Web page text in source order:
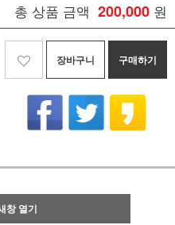
총 상품 금액 200,000 원
장바구니 구매하기
창 열기